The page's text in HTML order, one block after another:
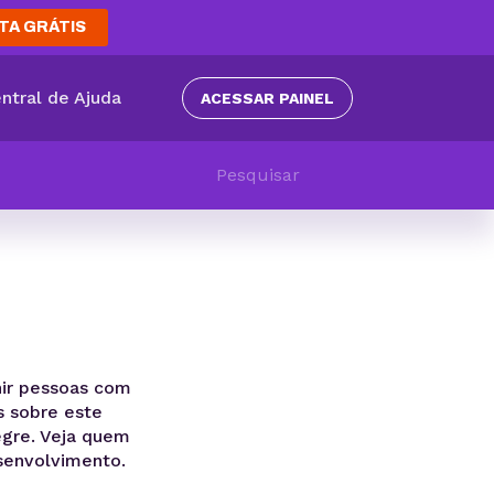
GRÁTIS
de Ajuda ACESSAR PAINEL
pessoas com
sobre este
Veja quem